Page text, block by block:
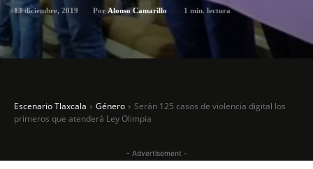
13 diciembre, 2019 Por Alonso Camarillo 1 min. lectura
Escenario Tlaxcala Género
Serán 125 casos de violencia digital los
primeros que atenderá Ley Olimpia
- Advertisement -